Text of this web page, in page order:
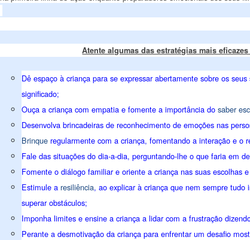
Atente algumas das estratégias mais
Dê espaço à criança para se expressar abertamente sobre os
significado;
Ouça a criança com empatia e fomente a importância do saber
Desenvolva brincadeiras de reconhecimento de emoções nas
Brinqueregularmente com a criança, fomentando a interação e o
Fale das situações do dia-a-dia, perguntando-lhe o que faria em
Fomente o diálogo familiar e oriente a criança nas suas escolhas
Estimule a resiliência, ao explicar à criança que nem sempre
superar obstáculos;
Imponha limites e ensine a criança a lidar com a frustração dizendo
Perante a desmotivação da criança para enfrentar um desafio